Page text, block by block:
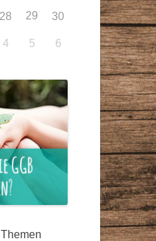
28 29 30
4 5 6